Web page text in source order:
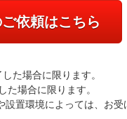
依頼はこちら
た場合に限ります。
場合に限ります。
設置環境によっては、お受